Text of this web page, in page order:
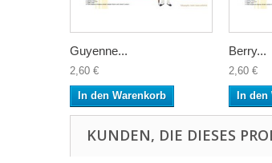
Guyenne...
2,60 €
In den Warenkorb
Berry...
2,60 €
In den
KUNDEN, DIE DIESES